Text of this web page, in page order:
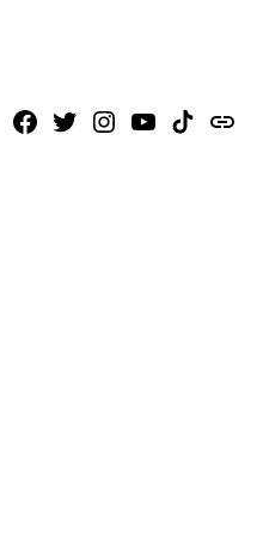
Facebook
X Instagram
YoutubeTikTokissuu